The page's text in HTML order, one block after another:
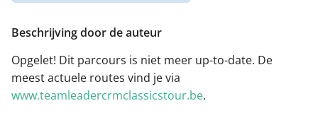
Beschrijving door de auteur
Opgelet! Dit parcours is niet meer up-to-date. De
meest actuele routes vind je via
www.teamleadercrmclassicstour.be.